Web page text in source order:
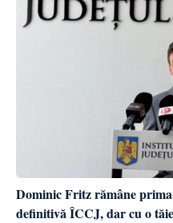
Dominic Fritz rămâne
definitivă ÎCCJ, dar cu o